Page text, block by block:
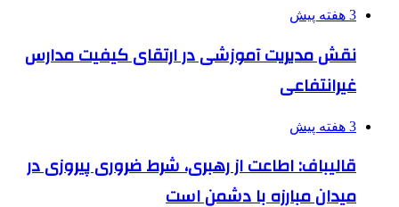
3 هفته پیش
نقش مدیریت آموزشی در ارتقای کیفیت مدارس
غیرانتفاعی
3 هفته پیش
قالیباف: اطاعت از رهبری، شرط ضروری پیروزی در
میدان مبارزه با دشمن است